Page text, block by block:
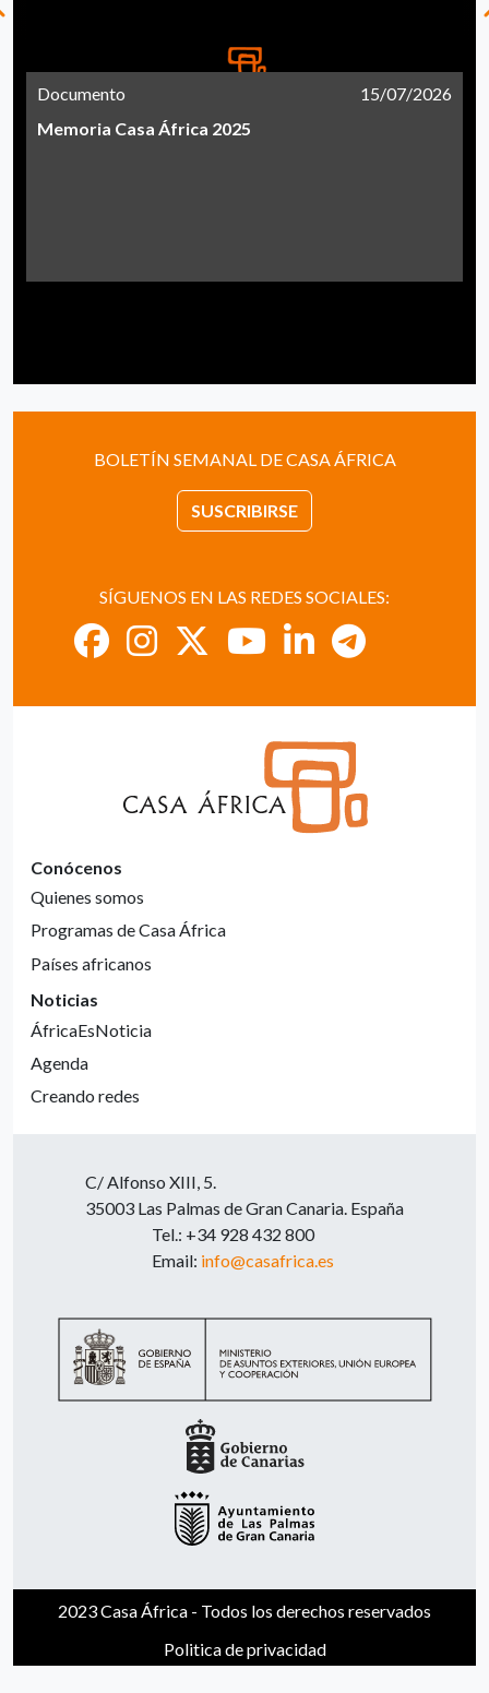
Documento
15/07/2026
Memoria Casa África 2025
BOLETÍN SEMANAL DE CASA ÁFRICA
SUSCRIBIRSE
SÍGUENOS EN LAS REDES SOCIALES:
Conócenos
Quienes somos
Programas de Casa África
Países africanos
Noticias
ÁfricaEsNoticia
Agenda
Creando redes
C/ Alfonso XIII, 5.
35003 Las Palmas de Gran Canaria. España
Tel.: +34 928 432 800
Email: info@casafrica.es
2023 Casa África - Todos los derechos reservados
Politica de privacidad